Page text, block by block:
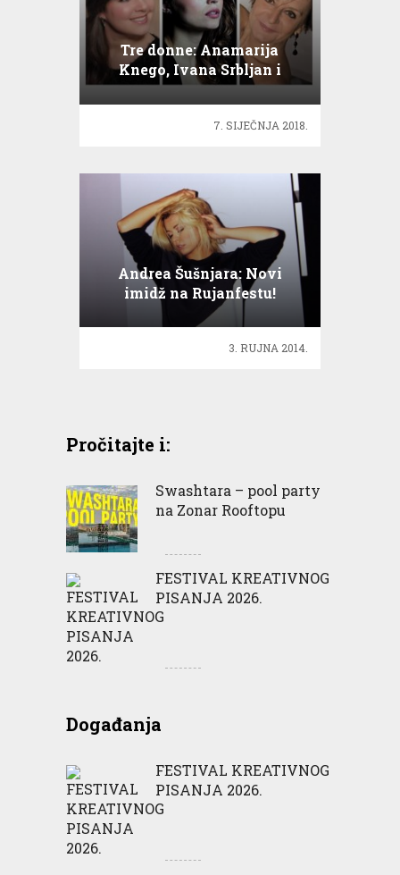
Tre donne: Anamarija
Knego, Ivana Srbljan i
Nicolette Olivieri
7. SIJEČNJA 2018.
Andrea Šušnjara: Novi
imidž na Rujanfestu!
3. RUJNA 2014.
Pročitajte i:
Swashtara – pool party
na Zonar Rooftopu
FESTIVAL KREATIVNOG
PISANJA 2026.
Događanja
FESTIVAL KREATIVNOG
PISANJA 2026.